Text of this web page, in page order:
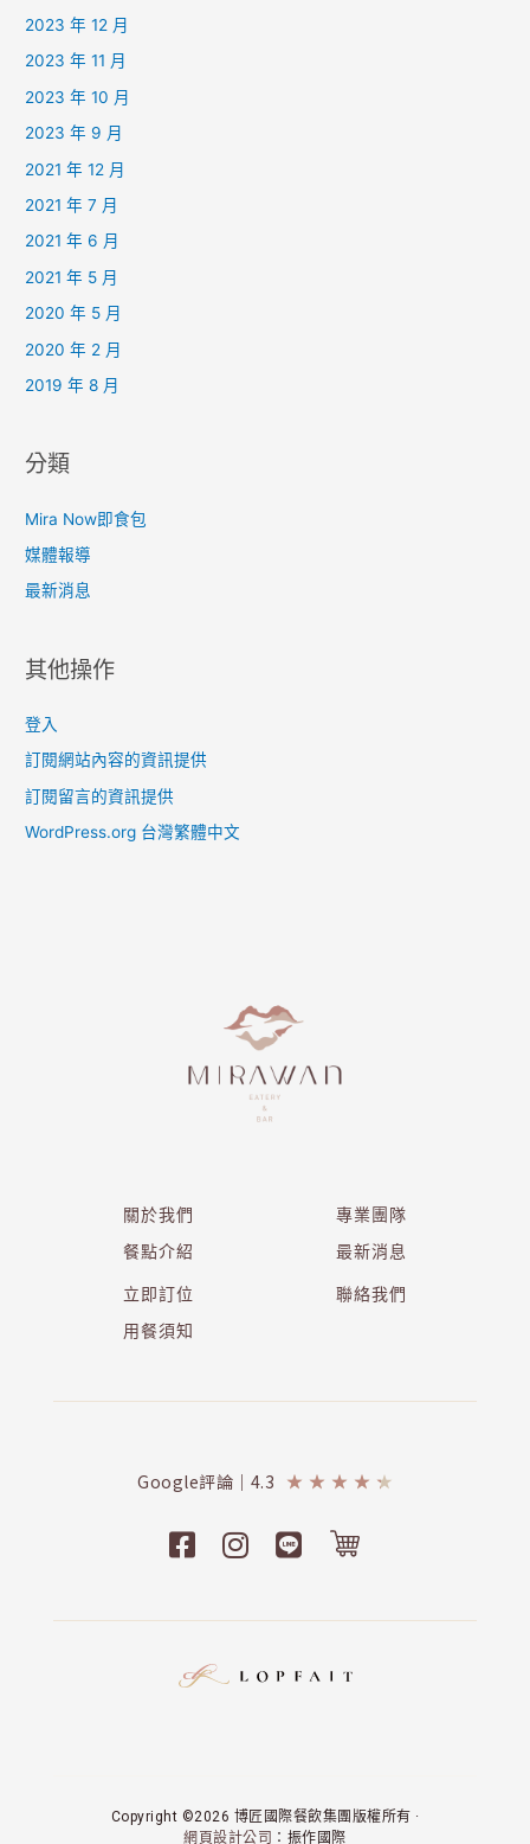
2023 年 12 月
2023 年 11 月
2023 年 10 月
2023 年 9 月
2021 年 12 月
2021 年 7 月
2021 年 6 月
2021 年 5 月
2020 年 5 月
2020 年 2 月
2019 年 8 月
分類
Mira Now即食包
媒體報導
最新消息
其他操作
登入
訂閱網站內容的資訊提供
訂閱留言的資訊提供
WordPress.org 台灣繁體中文
關於我們
餐點介紹
專業團隊
最新消息
立即訂位
用餐須知
聯絡我們
Google評論｜4.3 ★ ★ ★ ★ ★
Copyright ©2026 博匠國際餐飲集團版權所有 ·
網頁設計公司 ：振作國際